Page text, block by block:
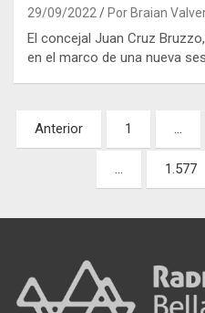
29/09/2022 Por Braian
El concejal Juan Cruz
en el marco de una nueva
Paginación
de
entradas
Anterior 1 …
… 1.577